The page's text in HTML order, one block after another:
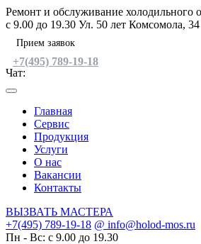
Skip
to
content
Ремонт и обслуживание холодильного
c 9.00 до 19.30 Ул. 50 лет Комсомола,
Прием заявок
+7(495) 789-19-18
Чат:
Главная
Сервис
Продукция
Услуги
О нас
Вакансии
Контакты
ВЫЗВАТЬ МАСТЕРА
+7(495) 789-19-18 @ info@holod-mos.ru
Пн - Вс: c 9.00 до 19.30